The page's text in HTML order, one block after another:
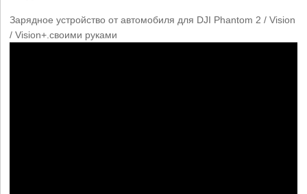
Зарядное устройство от автомобиля для DJI Phantom 2 / Vision
/ Vision+.своими руками